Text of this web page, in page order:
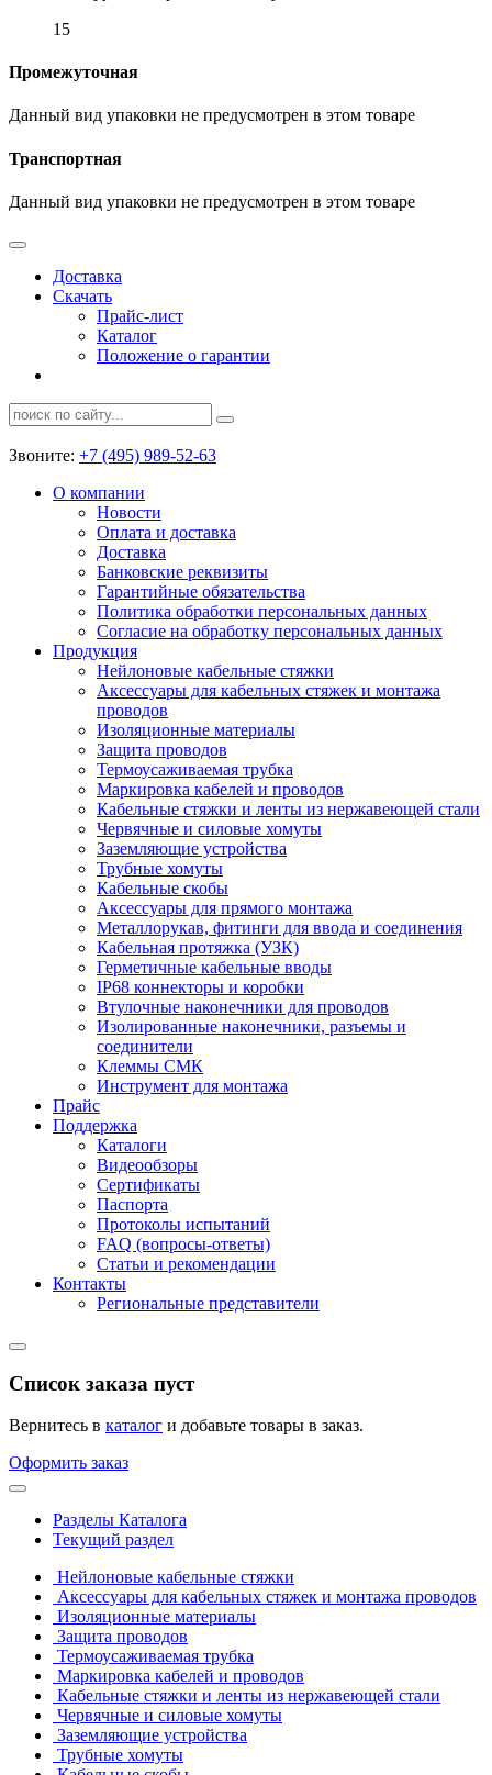
15
Промежуточная
Данный вид упаковки не предусмотрен в этом товаре
Транспортная
Данный вид упаковки не предусмотрен в этом товаре
Доставка
Скачать
Прайс-лист
Каталог
Положение о гарантии
Звоните: +7 (495) 989-52-63
О компании
Новости
Оплата и доставка
Доставка
Банковские реквизиты
Гарантийные обязательства
Политика обработки персональных данных
Согласие на обработку персональных данных
Продукция
Нейлоновые кабельные стяжки
Аксессуары для кабельных стяжек и монтажа
проводов
Изоляционные материалы
Защита проводов
Термоусаживаемая трубка
Маркировка кабелей и проводов
Кабельные стяжки и ленты из нержавеющей стали
Червячные и силовые хомуты
Заземляющие устройства
Трубные хомуты
Кабельные скобы
Аксессуары для прямого монтажа
Металлорукав, фитинги для ввода и соединения
Кабельная протяжка (УЗК)
Герметичные кабельные вводы
IP68 коннекторы и коробки
Втулочные наконечники для проводов
Изолированные наконечники, разъемы и
соединители
Клеммы СМК
Инструмент для монтажа
Прайс
Поддержка
Каталоги
Видеообзоры
Сертификаты
Паспорта
Протоколы испытаний
FAQ (вопросы-ответы)
Статьи и рекомендации
Контакты
Региональные представители
Список заказа пуст
Вернитесь в каталог и добавьте товары в заказ.
Оформить заказ
Разделы Каталога
Текущий раздел
Нейлоновые кабельные стяжки
Аксессуары для кабельных стяжек и монтажа проводов
Изоляционные материалы
Защита проводов
Термоусаживаемая трубка
Маркировка кабелей и проводов
Кабельные стяжки и ленты из нержавеющей стали
Червячные и силовые хомуты
Заземляющие устройства
Трубные хомуты